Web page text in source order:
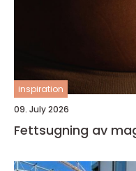
inspiration
09. July 2026
Fettsugning av